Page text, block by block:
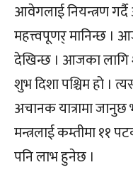
आवेगलाई नियन्त्रण
महत्त्वपूणर् मानिन्छ ।
देखिन्छ । आजका लागि
शुभ दिशा पश्चिम हो ।
अचानक यात्रामा
मन्त्रलाई कम्तीमा ११
पनि लाभ हुनेछ ।